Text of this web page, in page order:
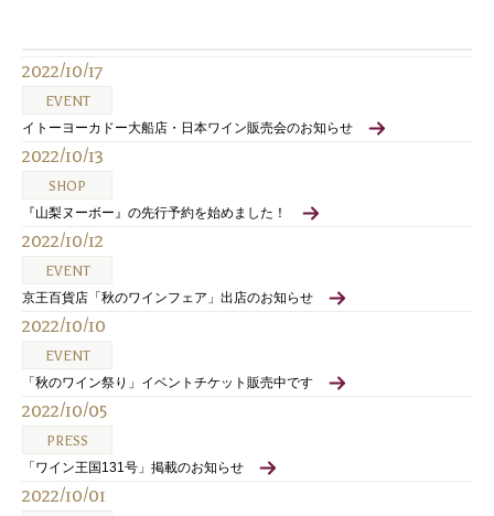
2022/10/17
EVENT
イトーヨーカドー大船店・日本ワイン販売会のお知らせ
2022/10/13
SHOP
『山梨ヌーボー』の先行予約を始めました！
2022/10/12
EVENT
京王百貨店「秋のワインフェア」出店のお知らせ
2022/10/10
EVENT
「秋のワイン祭り」イベントチケット販売中です
2022/10/05
PRESS
「ワイン王国131号」掲載のお知らせ
2022/10/01